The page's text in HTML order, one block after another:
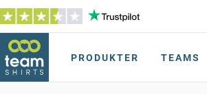
PRODUKTER TEAMS